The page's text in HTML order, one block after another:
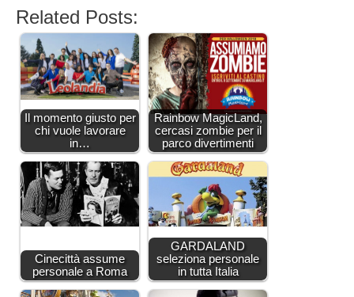
Related Posts:
Il momento giusto per
chi vuole lavorare
in…
Rainbow MagicLand,
cercasi zombie per il
parco divertimenti
Cinecittà assume
personale a Roma
GARDALAND
seleziona personale
in tutta Italia